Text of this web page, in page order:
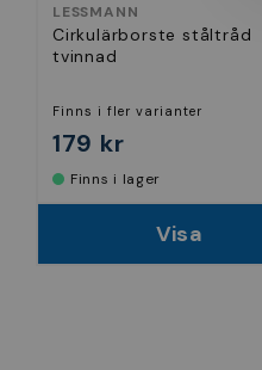
LESSMANN
Cirkulärborste ståltråd
tvinnad
Finns i fler varianter
179 kr
Finns i lager
Visa